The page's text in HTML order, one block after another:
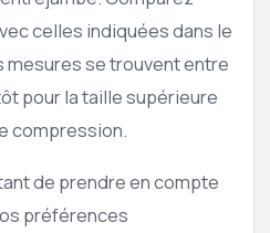
celles indiquées dans le
mesures se trouvent entre
pour la taille supérieure
compression.
de prendre en compte
préférences